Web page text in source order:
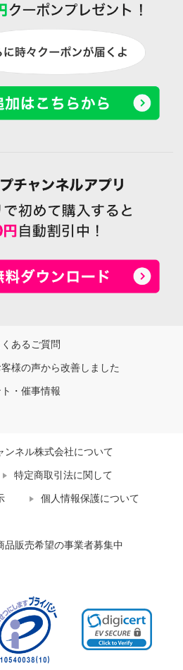
くあるご質問
客様の声から改善しました
・催事情報
ンネル株式会社について
特定商取引法に関して
個人情報保護について
品販売希望の事業者募集中